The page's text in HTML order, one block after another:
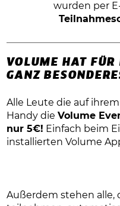
wurden per
VOLUME HAT FÜR
GANZ
Alle Leute die auf
Handy dieVolume
nur 5€! Einfach beim
installiertenVolume
Außerdem stehen alle,